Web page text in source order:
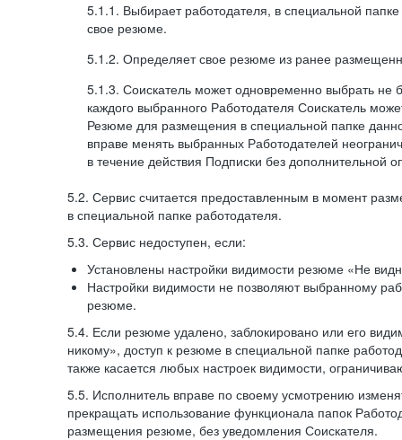
5.1.1. Выбирает работодателя, в специальной папке
свое резюме.
5.1.2. Определяет свое резюме из ранее
5.1.3. Соискатель может одновременно выбрать не
каждого выбранного Работодателя Соискатель
Резюме для размещения в специальной папке
вправе менять выбранных Работодателей
в течение действия Подписки без дополнительной
5.2. Сервис считается предоставленным в момент
в специальной папке работодателя.
5.3. Сервис недоступен, если:
Установлены настройки видимости резюме «Не
Настройки видимости не позволяют выбранному
резюме.
5.4. Если резюме удалено, заблокировано или его
никому», доступ к резюме в специальной папке
также касается любых настроек видимости,
5.5. Исполнитель вправе по своему усмотрению
прекращать использование функционала папок
размещения резюме, без уведомления Соискателя.